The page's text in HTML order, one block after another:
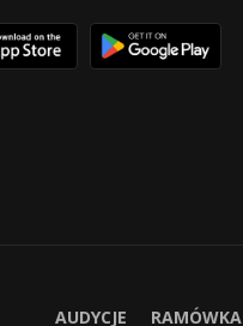
AUDYCJE RAMÓWKA